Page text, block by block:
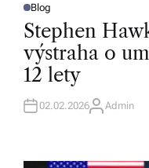
P
O
S
E
D
I
N
Blog
Stephen
výstraha o
12 lety
02.02.2026A
R
Admin